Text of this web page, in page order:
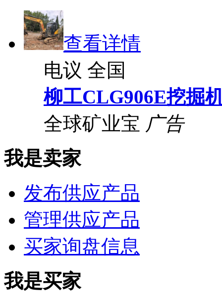
查看详情
电议 全国
柳工CLG906E挖掘
全球矿业宝 广告
我是卖家
发布供应产品
管理供应产品
买家询盘信息
我是买家